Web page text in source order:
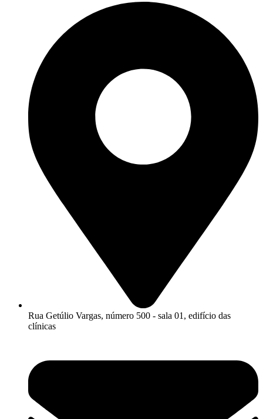
Rua Getúlio Vargas, número 500 - sala 01, edifício das
clínicas